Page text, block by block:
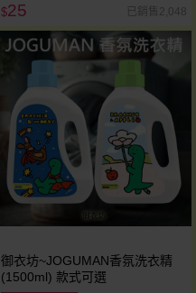
$25 已銷售2,048
御衣坊~JOGUMAN香氛洗衣精
(1500ml) 款式可選